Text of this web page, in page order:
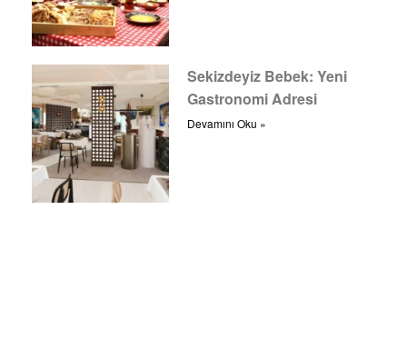
Sekizdeyiz Bebek: Yeni
Gastronomi Adresi
Devamını Oku »